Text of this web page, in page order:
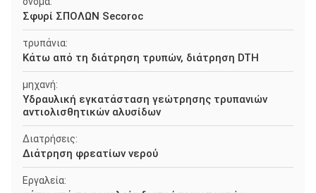
Σφυρί ΣΠΟΛΩΝ Secoroc
τρυπάνια:
Κάτω από τη διάτρηση τρυπών, διάτρηση DTH
μηχανή:
Υδραυλική εγκατάσταση γεώτρησης τρυπανιών
αντιολισθητικών αλυσίδων
Διατρήσεις:
Διάτρηση φρεατίων νερού
Εργαλεία: